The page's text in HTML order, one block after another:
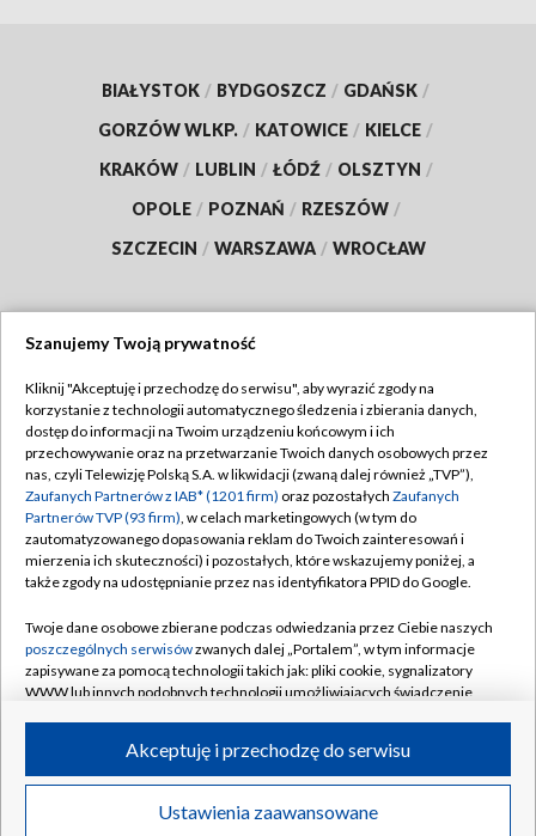
BIAŁYSTOK / BYDGOSZCZ / GDAŃSK /
GORZÓW WLKP. / KATOWICE / KIELCE /
KRAKÓW / LUBLIN / ŁÓDŹ / OLSZTYN /
OPOLE / POZNAŃ / RZESZÓW /
SZCZECIN / WARSZAWA / WROCŁAW
TVP
Abonament TVP
Emisja w TVP
Centrum informacji TVP
Naziemna Telewizja Cyfrowa
Rada Programowa
System NOS
Informacje o nadawcy
Program dla prasy
Regulamin TVP
Polityka prywatności
Moje zgody
Pomoc
Kontakt
Kanały
©2026 Telewizja Polska S.A. w likwidacji
Szanujemy Twoją prywatność
Kliknij "Akceptuję i przechodzę do serwisu", aby wyrazić zgody na
korzystanie z technologii automatycznego śledzenia i zbierania danych,
dostęp do informacji na Twoim urządzeniu końcowym i ich
przechowywanie oraz na przetwarzanie Twoich danych osobowych przez
nas, czyli Telewizję Polską S.A. w likwidacji (zwaną dalej również „TVP”),
Zaufanych Partnerów z IAB* (1201 firm) oraz pozostałych Zaufanych
Partnerów TVP (93 firm), w celach marketingowych (w tym do
zautomatyzowanego dopasowania reklam do Twoich zainteresowań i
mierzenia ich skuteczności) i pozostałych, które wskazujemy poniżej, a
także zgody na udostępnianie przez nas identyfikatora PPID do Google.
Twoje dane osobowe zbierane podczas odwiedzania przez Ciebie naszych
poszczególnych serwisówzwanych dalej „Portalem”, w tym informacje
zapisywane za pomocą technologii takich jak: pliki cookie, sygnalizatory
WWW lub innych podobnych technologii umożliwiających świadczenie
ruchu w Internecie.
Twoje dane osobowe zbierane podczas odwiedzania przez Ciebie
poszczególnych serwisówna Portalu, takie jak adresy IP, identyfikatory
Ustawienia zaawansowane
Akceptuję i przechodzę do serwisu